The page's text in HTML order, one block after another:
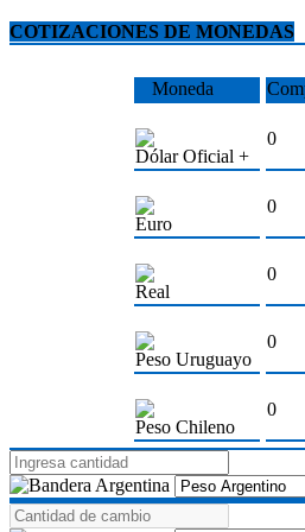
COTIZACIONES DE MONEDAS
Moneda
Dólar Oficial +
0
Euro
0
Real
0
Peso Uruguayo
0
Peso Chileno
0